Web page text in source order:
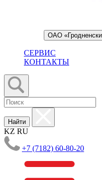
ОАО
СЕРВИС
КОНТАКТЫ
Найти
KZ RU
+7 (7182) 60-80-20